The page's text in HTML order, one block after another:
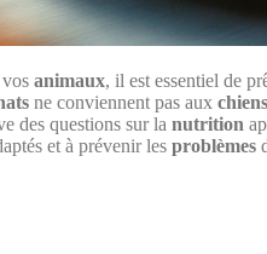
animaux, il est essentiel de
ne conviennent pas aux chiens
des questions sur la nutrition
et à prévenir les problèmes